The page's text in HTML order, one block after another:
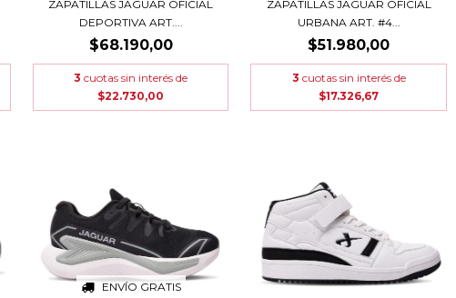
ZAPATILLAS JAGUAR OFICIAL
DEPORTIVA ART....
$68.190,00
3 cuotas sin interés de
$22.730,00
ZAPATILLAS JAGUAR OFICIAL
URBANA ART. #4...
$51.980,00
3 cuotas sin interés de
$17.326,67
ENVÍO GRATIS